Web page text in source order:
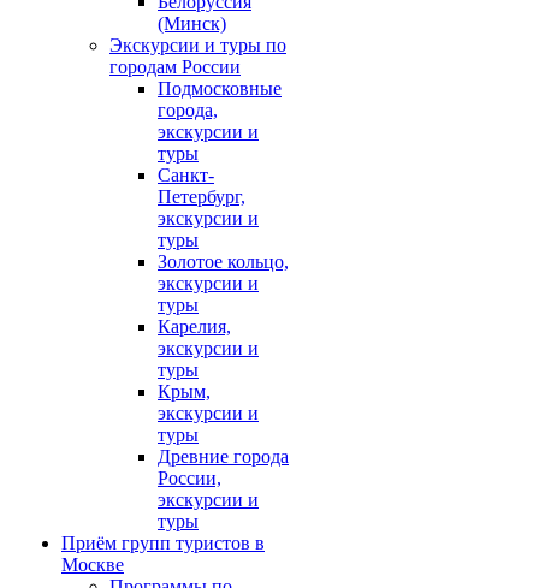
(Минск)
Экскурсии и туры по
городам России
Подмосковные
города,
экскурсии и
туры
Санкт-
Петербург,
экскурсии и
туры
Золотое кольцо,
экскурсии и
туры
Карелия,
экскурсии и
туры
Крым,
экскурсии и
туры
Древние города
России,
экскурсии и
туры
Приём групп туристов в
Москве